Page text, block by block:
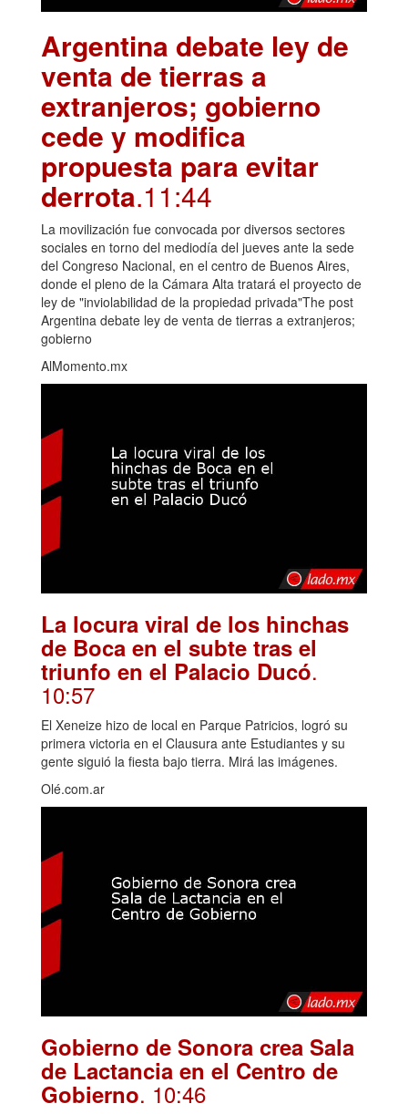
Argentina debate ley de
venta de tierras a
extranjeros; gobierno
cede y modifica
propuesta para evitar
derrota.11:44
La movilización fue convocada por diversos sectores
sociales en torno del mediodía del jueves ante la sede
del Congreso Nacional, en el centro de Buenos Aires,
donde el pleno de la Cámara Alta tratará el proyecto de
ley de "inviolabilidad de la propiedad privada"The post
Argentina debate ley de venta de tierras a extranjeros;
gobierno
AlMomento.mx
La locura viral de los hinchas
de Boca en el subte tras el
triunfo en el Palacio Ducó.
10:57
El Xeneize hizo de local en Parque Patricios, logró su
primera victoria en el Clausura ante Estudiantes y su
gente siguió la fiesta bajo tierra. Mirá las imágenes.
Olé.com.ar
Gobierno de Sonora crea Sala
de Lactancia en el Centro de
Gobierno. 10:46